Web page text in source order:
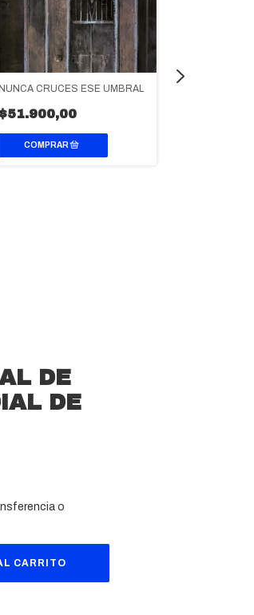
NUNCA CRUCES ESE UMBRAL
$51.900,00
DE
DE
o